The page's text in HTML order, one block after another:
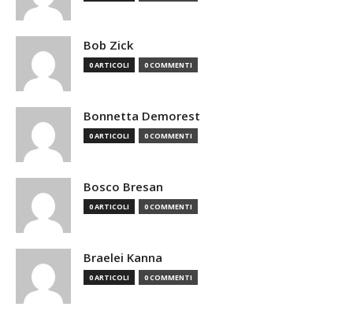
Bob Zick
0 ARTICOLI 0 COMMENTI
Bonnetta Demorest
0 ARTICOLI 0 COMMENTI
Bosco Bresan
0 ARTICOLI 0 COMMENTI
Braelei Kanna
0 ARTICOLI 0 COMMENTI